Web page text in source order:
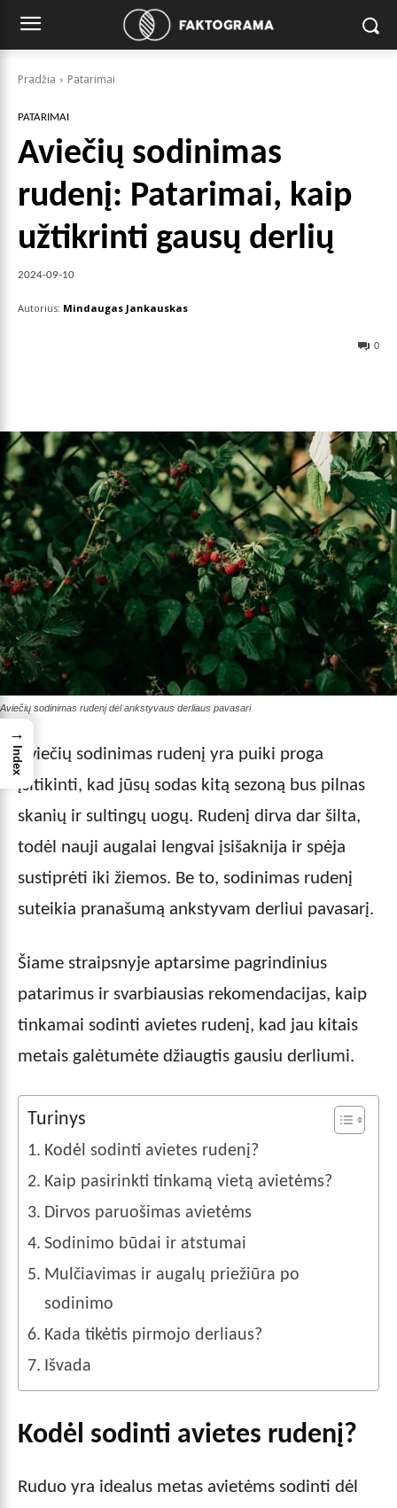
Pradžia Patarimai
PATARIMAI
Aviečių sodinimas
rudenį: Patarimai, kaip
užtikrinti gausų derlių
2024-09-10
Autorius: Mindaugas Jankauskas
0
Aviečių sodinimas rudenį dėl ankstyvaus derliaus pavasari
Aviečių sodinimas rudenį yra puiki proga
įsitikinti, kad jūsų sodas kitą sezoną bus pilnas
skanių ir sultingų uogų. Rudenį dirva dar šilta,
todėl nauji augalai lengvai įsišaknija ir spėja
sustiprėti iki žiemos. Be to, sodinimas rudenį
suteikia pranašumą ankstyvam derliui pavasarį.
Šiame straipsnyje aptarsime pagrindinius
patarimus ir svarbiausias rekomendacijas, kaip
tinkamai sodinti avietes rudenį, kad jau kitais
metais galėtumėte džiaugtis gausiu derliumi.
Turinys
Kodėl sodinti avietes rudenį?
Kaip pasirinkti tinkamą vietą avietėms?
Dirvos paruošimas avietėms
Sodinimo būdai ir atstumai
Mulčiavimas ir augalų priežiūra po
sodinimo
Kada tikėtis pirmojo derliaus?
Išvada
Kodėl sodinti avietes rudenį?
Ruduo yra idealus metas avietėms sodinti dėl
→
Index